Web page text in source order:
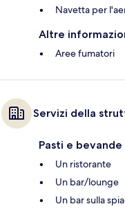
Navetta per
Altre
Aree fumatori
Servizi della
Pasti e bevande
Un ristorante
Un bar/lounge
Un bar sulla